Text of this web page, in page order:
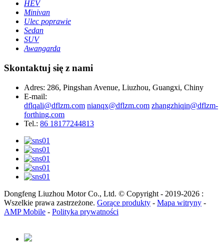
HEV
Minivan
Ulec poprawie
Sedan
SUV
Awangarda
Skontaktuj się z nami
Adres: 286, Pingshan Avenue, Liuzhou, Guangxi, Chiny
E-mail:
dflqali@dflzm.com nianqx@dflzm.com zhangzhiqin@dflzm-
forthing.com
Tel.: 86 18177244813
Dongfeng Liuzhou Motor Co., Ltd. © Copyright - 2019-2026 :
Wszelkie prawa zastrzeżone. Gorące produkty - Mapa witryny -
AMP Mobile - Polityka prywatności